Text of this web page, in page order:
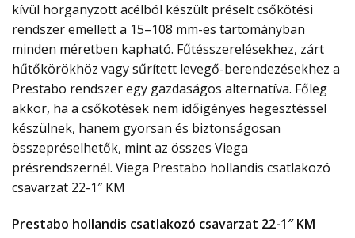
kívül horganyzott acélból készült préselt csőkötési
rendszer emellett a 15–108 mm-es tartományban
minden méretben kapható. Fűtésszerelésekhez, zárt
hűtőkörökhöz vagy sűrített levegő-berendezésekhez a
Prestabo rendszer egy gazdaságos alternatíva. Főleg
akkor, ha a csőkötések nem időigényes hegesztéssel
készülnek, hanem gyorsan és biztonságosan
összepréselhetők, mint az összes Viega
présrendszernél. Viega Prestabo hollandis csatlakozó
csavarzat 22-1″ KM
Prestabo hollandis csatlakozó csavarzat 22-1″ KM